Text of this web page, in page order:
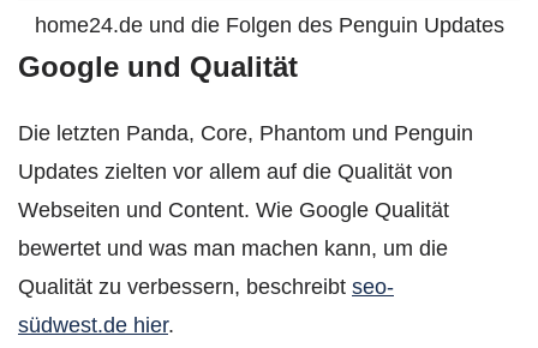
home24.de und die Folgen des Penguin Updates
Google und Qualität
Die letzten Panda, Core, Phantom und Penguin
Updates zielten vor allem auf die Qualität von
Webseiten und Content. Wie Google Qualität
bewertet und was man machen kann, um die
Qualität zu verbessern, beschreibt seo-
südwest.de hier.